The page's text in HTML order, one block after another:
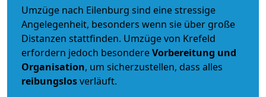
Umzüge nach Eilenburg sind eine stressige
Angelegenheit, besonders wenn sie über große
Distanzen stattfinden. Umzüge von Krefeld
erfordern jedoch besondereVorbereitung und
Organisation, um sicherzustellen, dass alles
reibungslosverläuft.